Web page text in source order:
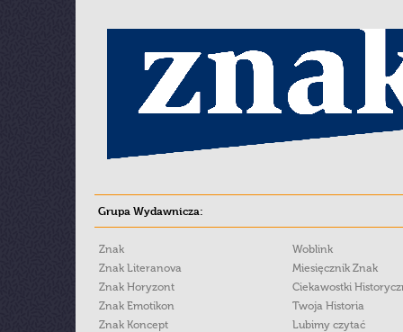
Grupa Wydawnicza:
Znak
Znak Literanova
Znak Horyzont
Znak Emotikon
Znak Koncept
Woblink
Miesięcznik Znak
Ciekawostki
Twoja Historia
Lubimy czytać